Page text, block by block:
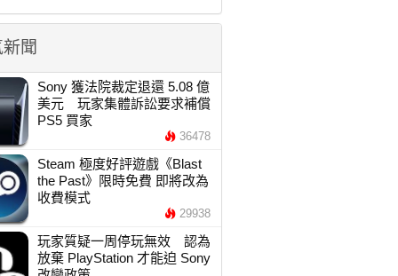
聞
Sony 獲法院裁定退還 5.08 億
美元 玩家集體訴訟要求補償
PS5 買家
36478
Steam 極度好評遊戲《Blast
the Past》限時免費 即將改為
收費模式
29938
玩家質疑一周停玩無效 認為
放棄 PlayStation 才能迫 Sony